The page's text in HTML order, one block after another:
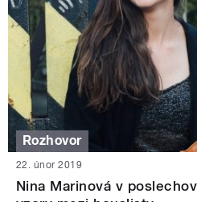
Rozhovor
22. únor 2019
Nina Marinová v